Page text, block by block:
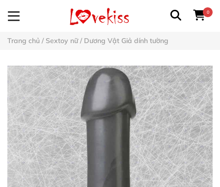
0
Trang chủ / Sextoy nữ/ Dương Vật Giả dính tường